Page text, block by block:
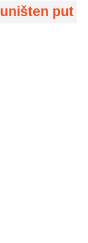
uništen put